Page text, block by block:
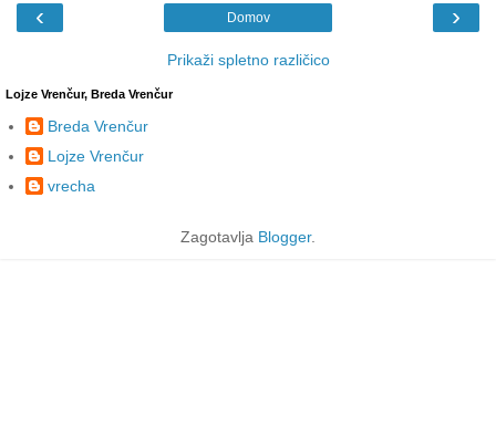
‹ ›
Domov
Prikaži spletno različico
Lojze Vrenčur, Breda Vrenčur
Breda Vrenčur
Lojze Vrenčur
vrecha
Zagotavlja Blogger.